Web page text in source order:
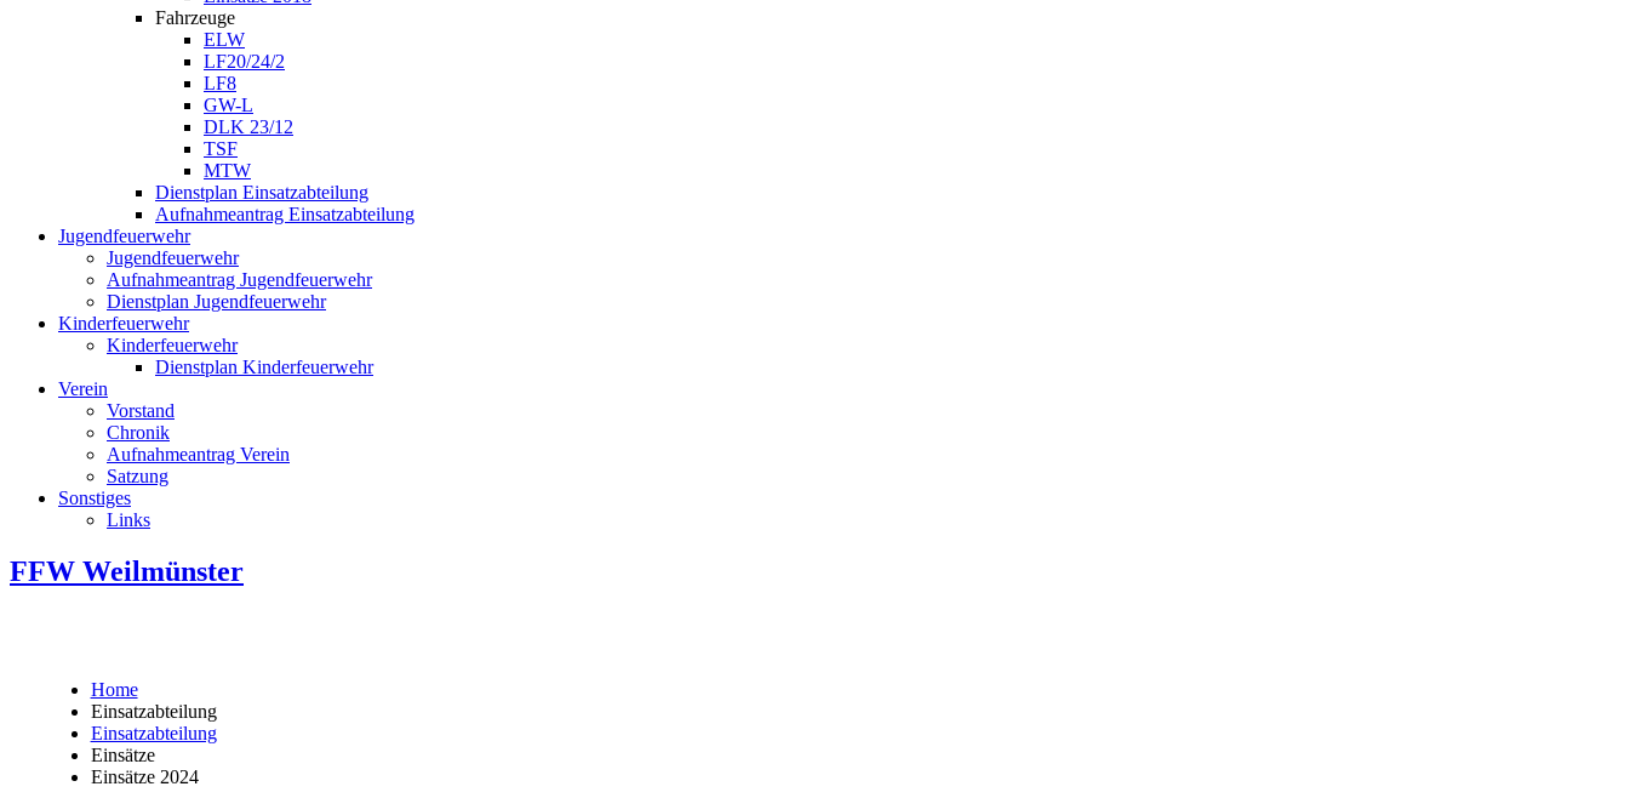
Fahrzeuge
ELW
LF20/24/2
LF8
GW-L
DLK 23/12
TSF
MTW
Dienstplan Einsatzabteilung
Aufnahmeantrag Einsatzabteilung
Jugendfeuerwehr
Jugendfeuerwehr
Aufnahmeantrag Jugendfeuerwehr
Dienstplan Jugendfeuerwehr
Kinderfeuerwehr
Kinderfeuerwehr
Dienstplan Kinderfeuerwehr
Verein
Vorstand
Chronik
Aufnahmeantrag Verein
Satzung
Sonstiges
Links
FFW Weilmünster
Home
Einsatzabteilung
Einsatzabteilung
Einsätze
Einsätze 2024